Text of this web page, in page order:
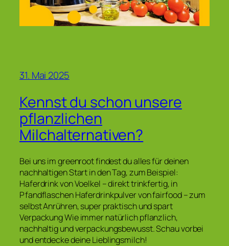
31. Mai 2025
Kennst du schon unsere
pflanzlichen
Milchalternativen?
Bei uns im greenroot findest du alles für deinen
nachhaltigen Start in den Tag, zum Beispiel:
Haferdrink von Voelkel – direkt trinkfertig, in
Pfandflaschen Haferdrinkpulver von fairfood – zum
selbst Anrühren, super praktisch und spart
Verpackung Wie immer natürlich pflanzlich,
nachhaltig und verpackungsbewusst. Schau vorbei
und entdecke deine Lieblingsmilch!